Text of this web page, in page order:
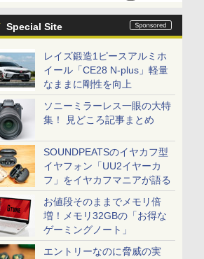
Special Site
レイズ鍛造1ピースアルミホ
イール「CE28 N-plus」軽量
なままに剛性を向上
ソニーミラーレス一眼の大特
集！ 見どころ記事まとめ
SOUNDPEATSのイヤカフ型
イヤフォン「UU2イヤーカ
フ」をイヤカフマニアが語る
お値段そのままでメモリ倍
増！メモリ32GBの「お得な
ゲーミングノート」
エントリーなのに脅威の実